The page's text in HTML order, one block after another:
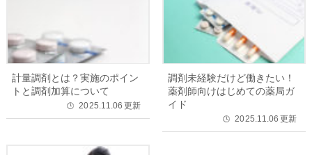
計量調剤とは？実施のポイン
トと調剤加算について
🕒 2025.11.06 更新
調剤未経験だけど働きたい！
薬剤師向けはじめての薬局ガ
イド
🕒 2025.11.06 更新